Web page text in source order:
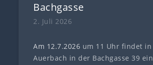
Bachgasse
2. Juli 2026
Am 12.7.2026 um 11 Uhr findet in
Auerbach in der Bachgasse 39 ein